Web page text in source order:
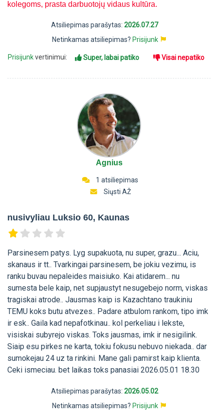
kolegoms, prasta darbuotojų vidaus kultūra.
Atsiliepimas parašytas: 2026.07.27
Netinkamas atsiliepimas? Prisijunk
Prisijunkvertinimui: Super, labai patiko Visai nepatiko
Agnius
1 atsiliepimas
Siųsti AŽ
nusivyliau Luksio 60, Kaunas
Parsinesem patys. Lyg supakuota, nu super, grazu... Aciu,
skanaus ir tt.. Tvarkingai parsinesem, be jokiu vezimu, is
ranku buvau nepaleides maisiuko. Kai atidarem... nu
sumesta bele kaip, net supjaustyt nesugebejo norm, viskas
tragiskai atrode.. Jausmas kaip is Kazachtano traukiniu
TEMU koks butu atvezes.. Padare atbulom rankom, tipo imk
ir esk.. Gaila kad nepafotkinau.. kol perkeliau i lekste,
visiskai subyrejo viskas. Toks jausmas, imk ir nesigilink.
Siaip esu pirkes ne karta, tokiu fokusu nebuvo niekada.. dar
sumokejau 24 uz ta rinkini. Mane gali pamirst kaip klienta.
Ceki ismeciau. bet laikas toks panasiai 2026.05.01 18.30
Atsiliepimas parašytas: 2026.05.02
Netinkamas atsiliepimas? Prisijunk